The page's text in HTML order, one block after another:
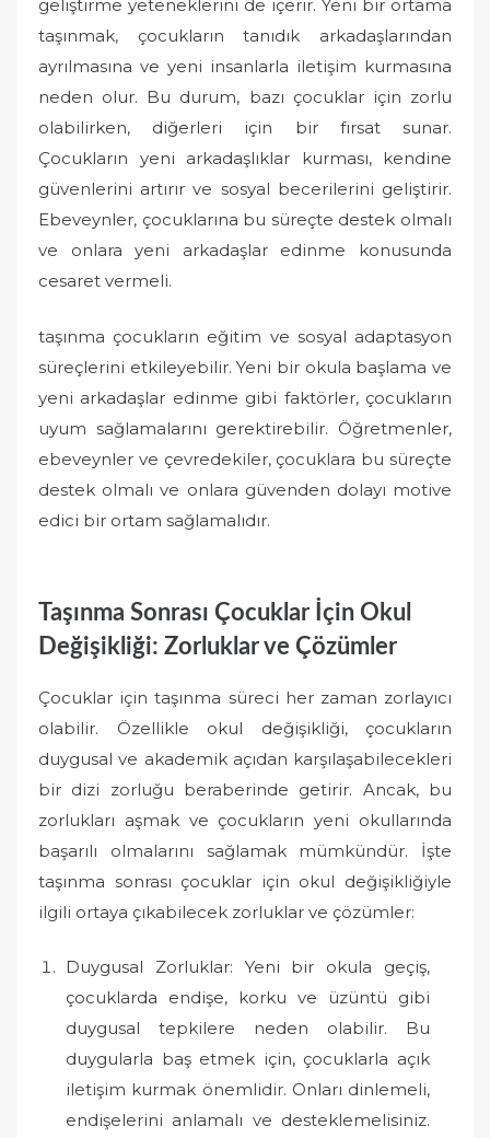
geliştirme yeteneklerini de içerir. Yeni bir ortama
taşınmak, çocukların tanıdık arkadaşlarından
ayrılmasına ve yeni insanlarla iletişim kurmasına
neden olur. Bu durum, bazı çocuklar için zorlu
olabilirken, diğerleri için bir fırsat sunar.
Çocukların yeni arkadaşlıklar kurması, kendine
güvenlerini artırır ve sosyal becerilerini geliştirir.
Ebeveynler, çocuklarına bu süreçte destek olmalı
ve onlara yeni arkadaşlar edinme konusunda
cesaret vermeli.
taşınma çocukların eğitim ve sosyal adaptasyon
süreçlerini etkileyebilir. Yeni bir okula başlama ve
yeni arkadaşlar edinme gibi faktörler, çocukların
uyum sağlamalarını gerektirebilir. Öğretmenler,
ebeveynler ve çevredekiler, çocuklara bu süreçte
destek olmalı ve onlara güvenden dolayı motive
edici bir ortam sağlamalıdır.
Taşınma Sonrası Çocuklar İçin Okul
Değişikliği: Zorluklar ve Çözümler
Çocuklar için taşınma süreci her zaman zorlayıcı
olabilir. Özellikle okul değişikliği, çocukların
duygusal ve akademik açıdan karşılaşabilecekleri
bir dizi zorluğu beraberinde getirir. Ancak, bu
zorlukları aşmak ve çocukların yeni okullarında
başarılı olmalarını sağlamak mümkündür. İşte
taşınma sonrası çocuklar için okul değişikliğiyle
ilgili ortaya çıkabilecek zorluklar ve çözümler:
Duygusal Zorluklar: Yeni bir okula geçiş,
çocuklarda endişe, korku ve üzüntü gibi
duygusal tepkilere neden olabilir. Bu
duygularla baş etmek için, çocuklarla açık
iletişim kurmak önemlidir. Onları dinlemeli,
endişelerini anlamalı ve desteklemelisiniz.